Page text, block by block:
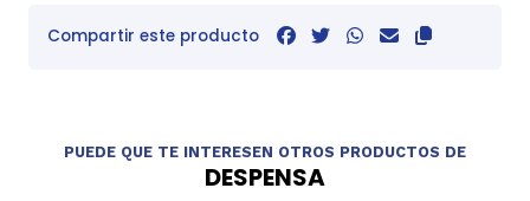
Compartir este producto
PUEDE QUE TE INTERESEN OTROS PRODUCTOS DE
DESPENSA